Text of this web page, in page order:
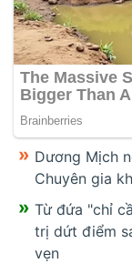
Dương Mịch
Chuyên gia
Từ đứa "chỉ
trị dứt điểm
vẹn